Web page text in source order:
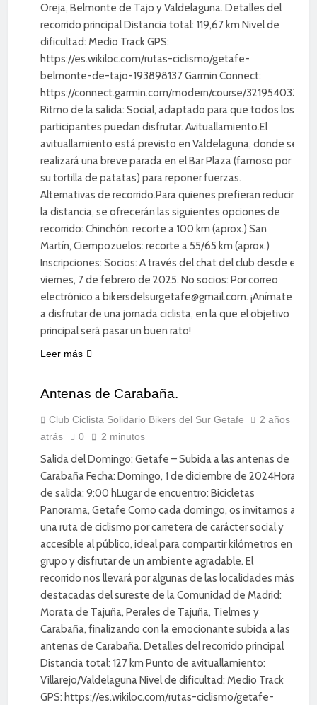
Oreja, Belmonte de Tajo y Valdelaguna. Detalles del
recorrido principal Distancia total: 119,67 km Nivel de
dificultad: Medio Track GPS:
https://es.wikiloc.com/rutas-ciclismo/getafe-
belmonte-de-tajo-193898137 Garmin Connect:
https://connect.garmin.com/modern/course/321954033
Ritmo de la salida: Social, adaptado para que todos los
participantes puedan disfrutar. Avituallamiento.El
avituallamiento está previsto en Valdelaguna, donde se
realizará una breve parada en el Bar Plaza (famoso por
su tortilla de patatas) para reponer fuerzas.
Alternativas de recorrido.Para quienes prefieran reducir
la distancia, se ofrecerán las siguientes opciones de
recorrido: Chinchón: recorte a 100 km (aprox.) San
Martín, Ciempozuelos: recorte a 55/65 km (aprox.)
Inscripciones: Socios: A través del chat del club desde el
viernes, 7 de febrero de 2025. No socios: Por correo
electrónico a bikersdelsurgetafe@gmail.com. ¡Anímate
a disfrutar de una jornada ciclista, en la que el objetivo
principal será pasar un buen rato!
Leer más
CICLISMO
DEPORTE
DIVERSIÓN
SOCIAL
Antenas de Carabaña.
Club Ciclista Solidario Bikers del Sur Getafe
2 años
atrás
0 2 minutos
Salida del Domingo: Getafe – Subida a las antenas de
Carabaña Fecha: Domingo, 1 de diciembre de 2024Hora
de salida: 9:00 hLugar de encuentro: Bicicletas
Panorama, Getafe Como cada domingo, os invitamos a
una ruta de ciclismo por carretera de carácter social y
accesible al público, ideal para compartir kilómetros en
grupo y disfrutar de un ambiente agradable. El
recorrido nos llevará por algunas de las localidades más
destacadas del sureste de la Comunidad de Madrid:
Morata de Tajuña, Perales de Tajuña, Tielmes y
Carabaña, finalizando con la emocionante subida a las
antenas de Carabaña. Detalles del recorrido principal
Distancia total: 127 km Punto de avituallamiento:
Villarejo/Valdelaguna Nivel de dificultad: Medio Track
GPS: https://es.wikiloc.com/rutas-ciclismo/getafe-